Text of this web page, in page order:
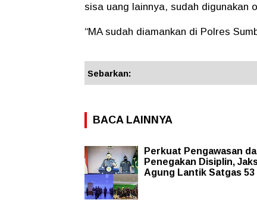
sisa uang lainnya, sudah digunakan
“MA sudah diamankan di Polres
Sebarkan:
BACA LAINNYA
Perkuat Pengawasan
Penegakan Disiplin,
Agung Lantik Satgas 53